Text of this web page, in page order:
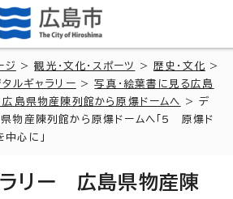
ジ >観光・文化・スポーツ > 歴史・文化 >
タルギャラリー >写真・絵葉書に見る広島
島県物産陳列館から原爆ドームへ
> デ
物産陳列館から原爆ドームへ「5 原爆ド
心に」
ラリー 広島県物産陳